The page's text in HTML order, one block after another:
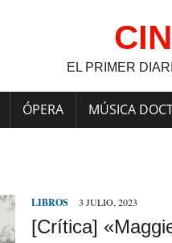
EL PRIMER
ÓPERA MÚSICA
LIBROS 3 JULIO, 2023
[Crítica]